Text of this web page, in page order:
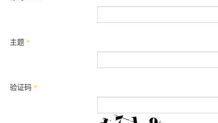
主题 *
验证码 *